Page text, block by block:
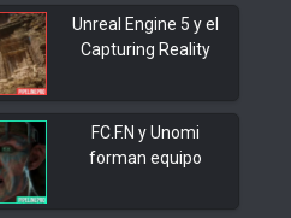
Unreal Engine 5 y el
Capturing Reality
FC.F.N y Unomi
forman equipo